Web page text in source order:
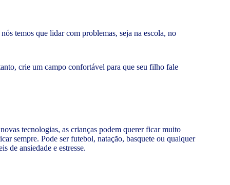
temos que lidar com problemas, seja na escola, no
crie um campo confortável para que seu filho fale
tecnologias, as crianças podem querer ficar muito
sempre. Pode ser futebol, natação, basquete ou qualquer
de ansiedade e estresse.